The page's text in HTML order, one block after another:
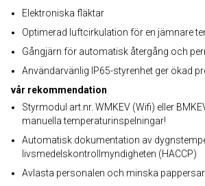
Elektroniska fläktar
Optimerad luftcirkulation för en jämnare
Gångjärn för automatisk återgång och
Användarvänlig IP65-styrenhet ger ökad
vår rekommendation
Styrmodul art.nr. WMKEV (Wifi) eller
manuella temperaturinspelningar!
Automatisk dokumentation av
livsmedelskontrollmyndigheten (HACCP)
Avlasta personalen och minska